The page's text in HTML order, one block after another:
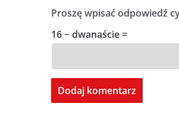
Proszę wpisać odpowiedź
16 − dwanaście =